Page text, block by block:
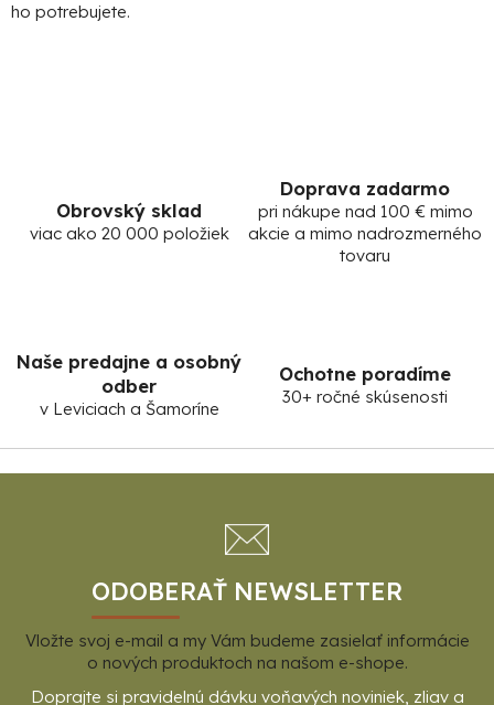
ho potrebujete.
Obrovský sklad
viac ako 20 000 položiek
Doprava zadarmo
pri nákupe nad 100 € mimo
akcie a mimo nadrozmerného
tovaru
Naše predajne a osobný
odber
v Leviciach a Šamoríne
Ochotne poradíme
30+ ročné skúsenosti
Z
ODOBERAŤ NEWSLETTER
Vložte svoj e-mail a my Vám budeme zasielať informácie
o nových produktoch na našom e-shope.